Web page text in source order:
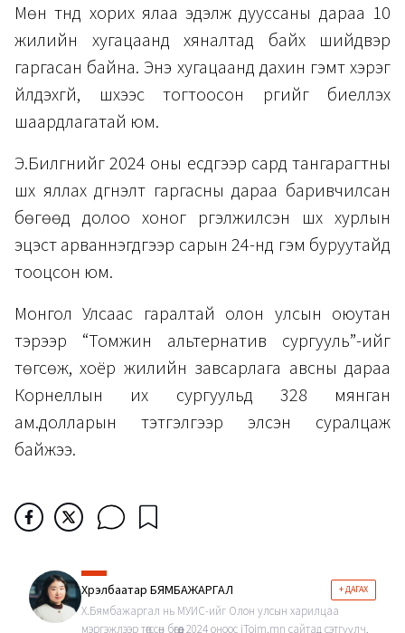
Мөн түүнд хорих ялаа эдэлж дууссаны дараа 10
жилийн хугацаанд хяналтад байх шийдвэр
гаргасан байна. Энэ хугацаанд дахин гэмт хэрэг
үйлдэхгүй, шүүхээс тогтоосон үүргийг биелүүлэх
шаардлагатай юм.
Э.Билгүүнийг 2024 оны есдүгээр сард тангарагтны
шүүх яллах дүгнэлт гаргасны дараа баривчилсан
бөгөөд долоо хоног үргэлжилсэн шүүх хурлын
эцэст арваннэгдүгээр сарын 24-нд гэм буруутайд
тооцсон юм.
Монгол Улсаас гаралтай олон улсын оюутан
тэрээр “Томүжин альтернатив сургууль”-ийг
төгсөж, хоёр жилийн завсарлага авсны дараа
Корнеллын их сургуульд 328 мянган
ам.долларын тэтгэлгээр элсэн суралцаж
байжээ.
Хүрэлбаатар БЯМБАЖАРГАЛ + ДАГАХ
Х.Бямбажаргал нь МУИС-ийг Олон улсын харилцаа
мэргэжлээр төгссөн бөгөөд 2024 оноос iToim.mn сайтад сэтгүүлч,